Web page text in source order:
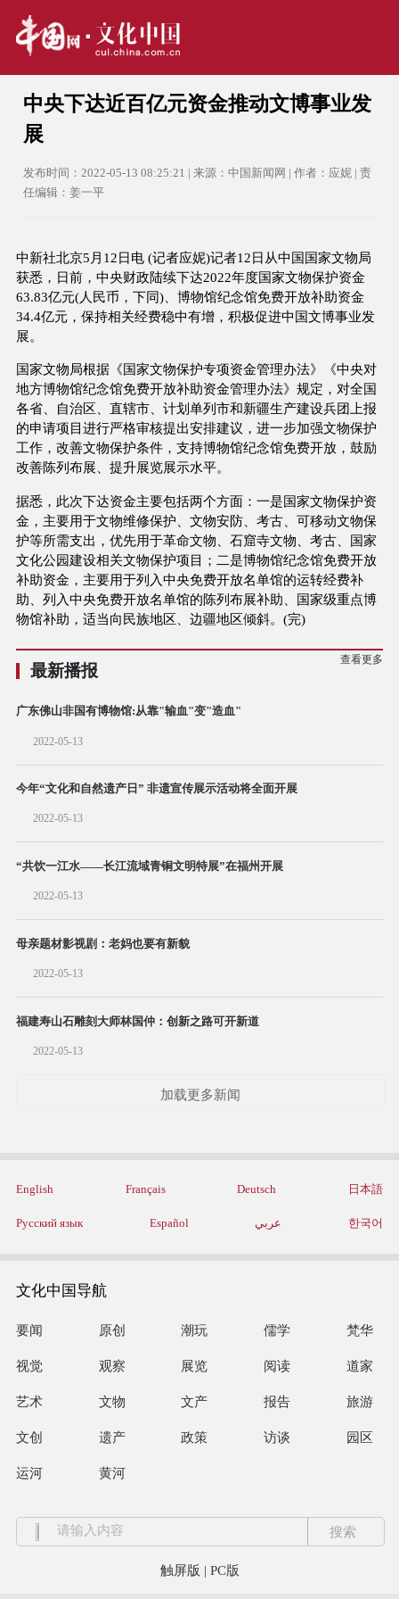
中央下达近百亿元资金推动文博事业发
展
发布时间：2022-05-13 08:25:21 | 来源：中国新闻网 | 作者：应妮 | 责
任编辑：姜一平
中新社北京5月12日电 (记者应妮)记者12日从中国国家文物局
获悉，日前，中央财政陆续下达2022年度国家文物保护资金
63.83亿元(人民币，下同)、博物馆纪念馆免费开放补助资金
34.4亿元，保持相关经费稳中有增，积极促进中国文博事业发
展。
国家文物局根据《国家文物保护专项资金管理办法》《中央对
地方博物馆纪念馆免费开放补助资金管理办法》规定，对全国
各省、自治区、直辖市、计划单列市和新疆生产建设兵团上报
的申请项目进行严格审核提出安排建议，进一步加强文物保护
工作，改善文物保护条件，支持博物馆纪念馆免费开放，鼓励
改善陈列布展、提升展览展示水平。
据悉，此次下达资金主要包括两个方面：一是国家文物保护资
金，主要用于文物维修保护、文物安防、考古、可移动文物保
护等所需支出，优先用于革命文物、石窟寺文物、考古、国家
文化公园建设相关文物保护项目；二是博物馆纪念馆免费开放
补助资金，主要用于列入中央免费开放名单馆的运转经费补
助、列入中央免费开放名单馆的陈列布展补助、国家级重点博
物馆补助，适当向民族地区、边疆地区倾斜。(完)
最新播报
查看更多
广东佛山非国有博物馆:从靠"输血"变"造血"
2022-05-13
今年“文化和自然遗产日” 非遗宣传展示活动将全面开展
2022-05-13
“共饮一江水——长江流域青铜文明特展”在福州开展
2022-05-13
母亲题材影视剧：老妈也要有新貌
2022-05-13
福建寿山石雕刻大师林国仲：创新之路可开新道
2022-05-13
加载更多新闻
English Français Deutsch 日本語
Русский язык Español عربي 한국어
文化中国导航
要闻 原创 潮玩 儒学 梵华
视觉 观察 展览 阅读 道家
艺术 文物 文产 报告 旅游
文创 遗产 政策 访谈 园区
运河 黄河
触屏版 | PC版